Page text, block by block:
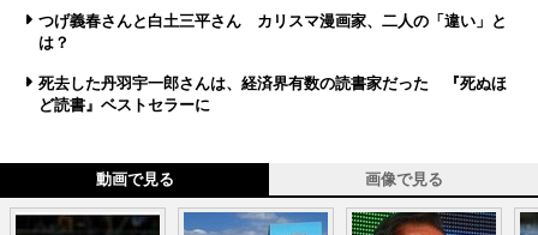
つげ義春さんと白土三平さん カリスマ漫画家、二人の「違い」と
は？
死去した丹羽宇一郎さんは、経済界有数の読書家だった 『死ぬほ
ど読書』ベストセラーに
動画で見る 画像で見る